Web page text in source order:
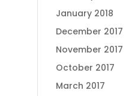
January 2018
December 2017
November 2017
October 2017
March 2017